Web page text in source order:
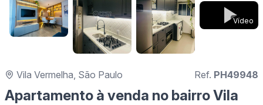
Vídeo
Vila Vermelha, São Paulo Ref. PH49948
Apartamento à venda no bairro Vila